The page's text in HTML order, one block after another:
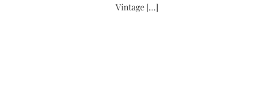
Vintage [...]